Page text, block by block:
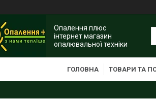
Опалення плюс
інтернет магазин
опалювальної техніки
ГОЛОВНА ТОВАРИ ТА